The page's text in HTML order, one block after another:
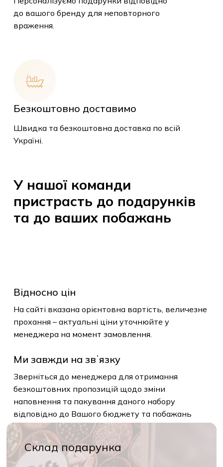
до вашого бренду для неповторного
враження.
Безкоштовно доставимо
Швидка та безкоштовна доставка по всій
Україні.
У нашої команди
пристрасть до подарунків
та до ваших побажань
Відносно цін
На сайті вказана орієнтовна вартість, величезне
прохання – актуальні ціни уточнюйте у
менеджера на момент замовлення.
Ми завжди на звʼязку
Зверніться до менеджера для отримання
безкоштовних пропозицій щодо зміни
наповнення та пакування даного набору
відповідно до Вашого бюджету та побажань
Склад подарунка